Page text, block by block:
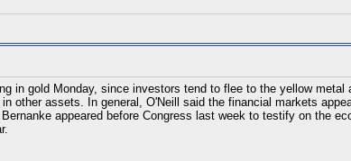
in gold Monday, since investors tend to flee to the yellow metal
other assets. In general, O'Neill said the financial markets
appeared before Congress last week to testify on the